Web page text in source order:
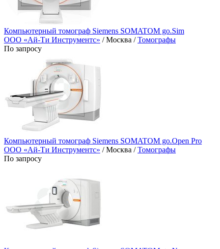
Компьютерный томограф Siemens SOMATOM go.Sim
ООО «Ай-Ти Инструментс» / Москва /Томографы
По запросу
Компьютерный томограф Siemens SOMATOM go.Open Pro
ООО «Ай-Ти Инструментс» / Москва /Томографы
По запросу